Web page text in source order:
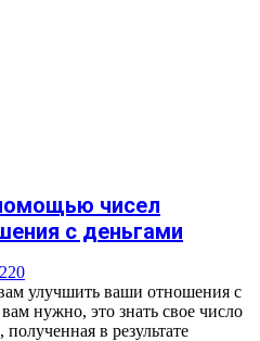
чисел
с деньгами
0
улучшить ваши отношения с
нужно, это знать свое число
в результате